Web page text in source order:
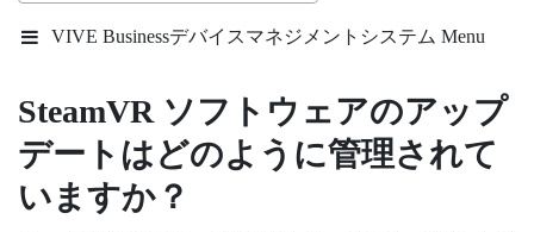
VIVE Businessデバイスマネジメントシステム Menu
SteamVR ソフトウェアのアップ
デートはどのように管理されて
いますか？